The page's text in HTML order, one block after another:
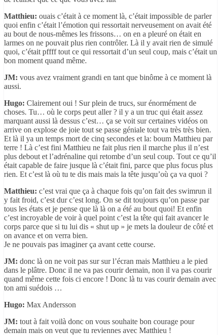
Matthieu: ouais c’était à ce moment là, c’était impossible de parler
quoi enfin c’était l’émotion qui ressortait nerveusement on avait été
au bout de nous-mêmes les frissons… on en a pleuré on était en
larmes on ne pouvait plus rien contrôler. Là il y avait rien de simulé
quoi, c’était pffff tout ce qui ressortait d’un seul coup, mais c’était un
bon moment quand même.
JM: vous avez vraiment grandi en tant que binôme à ce moment là
aussi.
Hugo: Clairement oui ! Sur plein de trucs, sur énormément de
choses. Tu… où le corps peut aller ? il y a un truc qui était assez
marquant aussi là dessus c’est… ça se voit sur certaines vidéos on
arrive on explose de joie tout se passe géniale tout va très très bien.
Et là il ya un temps mort de cinq secondes et la: boum Matthieu par
terre ! Là c’est fini Matthieu ne fait plus rien il marche plus il n’est
plus debout et l’adrénaline qui retombe d’un seul coup. Tout ce qu’il
était capable de faire jusque là c’était fini, parce que plus focus plus
rien. Et c’est là où tu te dis mais mais la tête jusqu’où ça va quoi ?
Matthieu: c’est vrai que ça à chaque fois qu’on fait des swimrun il
y fait froid, c’est dur c’est long. On se dit toujours qu’on passe par
tous les états et je pense que là là on a été au bout quoi! Et enfin
c’est incroyable de voir à quel point c’est la tête qui fait avancer le
corps parce que si tu lui dis « shut up » je mets la douleur de côté et
on avance et on verra bien.
Je ne pouvais pas imaginer ça avant cette course.
JM: donc là on ne voit pas sur sur l’écran mais Matthieu a le pied
dans le plâtre. Donc il ne va pas courir demain, non il va pas courir
quand même cette fois ci encore ! Donc là tu vas courir demain avec
ton ami suédois …
Hugo: Max Andersson
JM: tout à fait voilà donc on vous souhaite bon courage pour
demain mais on veut que tu reviennes avec Matthieu !